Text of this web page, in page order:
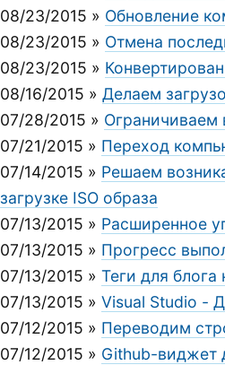
08/23/2015 » Обновление
08/23/2015 » Отмена
08/23/2015 »
08/16/2015 » Делаем
07/28/2015 » Ограничиваем
07/21/2015 » Переход
07/14/2015 » Решаем
загрузке ISO образа
07/13/2015 » Расширенное
07/13/2015 » Прогресс
07/13/2015 » Теги для блога
07/13/2015 » Visual Studio -
07/12/2015 » Переводим
07/12/2015 » Github-виджет